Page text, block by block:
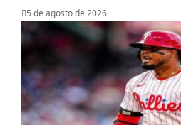
5 de agosto de 2026